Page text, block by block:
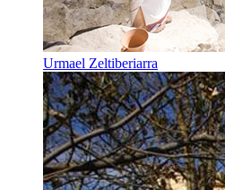
Urmael Zeltiberiarra